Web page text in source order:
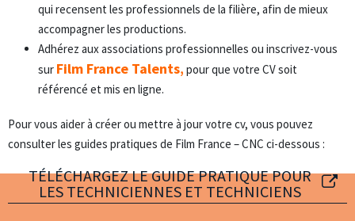
qui recensent les professionnels de la filière, afin de mieux
accompagner les productions.
Adhérez aux associations professionnelles ou inscrivez-vous
sur Film France Talents, pour que votre CV soit
référencé et mis en ligne.
Pour vous aider à créer ou mettre à jour votre cv, vous pouvez
consulter les guides pratiques de Film France – CNC ci-dessous :
TÉLÉCHARGEZ LE GUIDE PRATIQUE POUR
LES TECHNICIENNES ET TECHNICIENS